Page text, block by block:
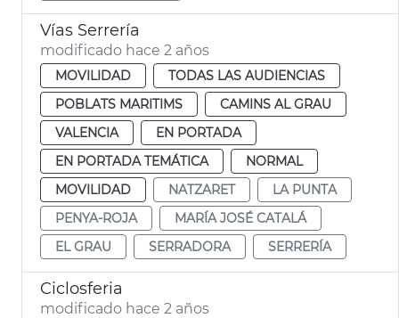
Vías Serrería
modificado hace 2 años
MOVILIDAD
TODAS LAS AUDIENCIAS
POBLATS MARITIMS
CAMINS AL GRAU
VALENCIA
EN PORTADA
EN PORTADA TEMÁTICA
NORMAL
MOVILIDAD
NATZARET
LA PUNTA
PENYA-ROJA
MARÍA JOSÉ CATALÁ
EL GRAU
SERRADORA SERRERÍA
Ciclosferia
modificado hace 2 años